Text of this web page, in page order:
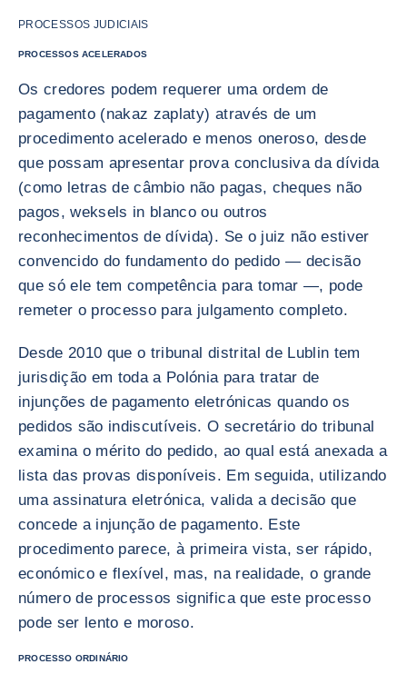
PROCESSOS JUDICIAIS
PROCESSOS ACELERADOS
Os credores podem requerer uma ordem de
pagamento (nakaz zaplaty) através de um
procedimento acelerado e menos oneroso, desde
que possam apresentar prova conclusiva da dívida
(como letras de câmbio não pagas, cheques não
pagos, weksels in blanco ou outros
reconhecimentos de dívida). Se o juiz não estiver
convencido do fundamento do pedido — decisão
que só ele tem competência para tomar —, pode
remeter o processo para julgamento completo.
Desde 2010 que o tribunal distrital de Lublin tem
jurisdição em toda a Polónia para tratar de
injunções de pagamento eletrónicas quando os
pedidos são indiscutíveis. O secretário do tribunal
examina o mérito do pedido, ao qual está anexada a
lista das provas disponíveis. Em seguida, utilizando
uma assinatura eletrónica, valida a decisão que
concede a injunção de pagamento. Este
procedimento parece, à primeira vista, ser rápido,
económico e flexível, mas, na realidade, o grande
número de processos significa que este processo
pode ser lento e moroso.
PROCESSO ORDINÁRIO